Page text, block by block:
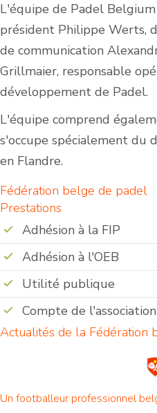
L'équipe de Padel
président Philippe Werts,
de communication
Grillmaier, responsable
développement de Padel.
L'équipe comprend
s'occupe spécialement du
en Flandre.
Fédération belge de padel
Prestations
Adhésion à la FIP
Adhésion à l'OEB
Utilité publique
Compte de l'association
Actualités de la Fédération